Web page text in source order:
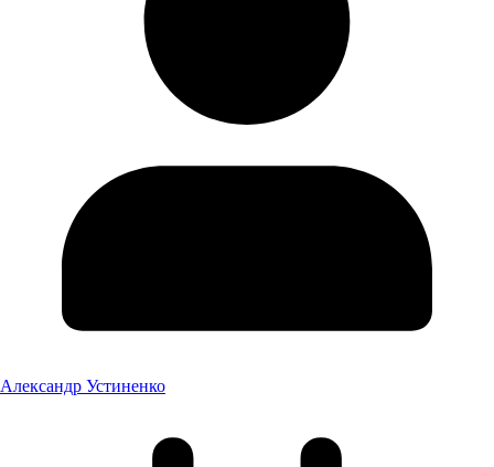
Александр Устиненко